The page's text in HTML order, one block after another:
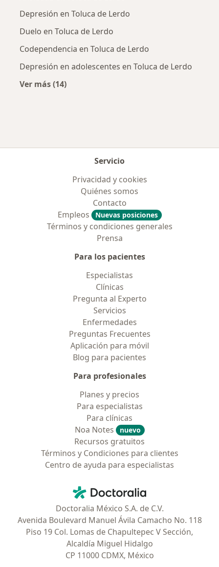
Depresión en Toluca de Lerdo
Duelo en Toluca de Lerdo
Codependencia en Toluca de Lerdo
Depresión en adolescentes en Toluca de Lerdo
Ver más (14)
Servicio
Privacidad y cookies
Quiénes somos
Contacto
Empleos
Nuevas posiciones
Términos y condiciones generales
Prensa
Para los pacientes
Especialistas
Clínicas
Pregunta al Experto
Servicios
Enfermedades
Preguntas Frecuentes
Aplicación para móvil
Blog para pacientes
Para profesionales
Planes y precios
Para especialistas
Para clínicas
Noa Notes
nuevo
Recursos gratuitos
Términos y Condiciones para clientes
Centro de ayuda para especialistas
Doctoralia - Página de inicio
Doctoralia México S.A. de C.V.
Avenida Boulevard Manuel Ávila Camacho No. 118
Piso 19 Col. Lomas de Chapultepec V Sección,
Alcaldía Miguel Hidalgo
CP 11000 CDMX, México